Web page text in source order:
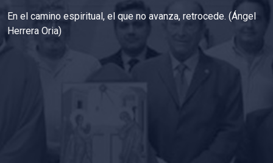
En el camino espiritual, el que no avanza, retrocede. (Ángel
Herrera Oria)